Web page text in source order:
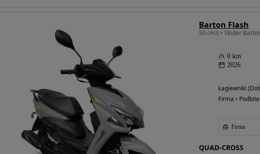
Barton Flash
50 cm3 • Skuter
0 km
2026
Łagiewniki
Firma • Podbite
Firma
QUAD-CROSS